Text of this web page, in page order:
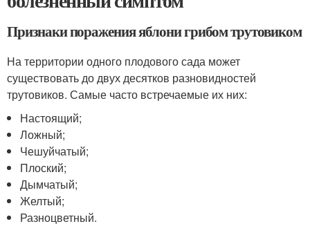
Признаки поражения яблони грибом трутовиком
На территории одного плодового сада может
существовать до двух десятков разновидностей
трутовиков. Самые часто встречаемые их них:
Настоящий;
Ложный;
Чешуйчатый;
Плоский;
Дымчатый;
Желтый;
Разноцветный.